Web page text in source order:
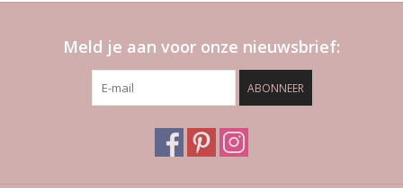
Meld je aan voor onze nieuwsbrief:
ABONNEER